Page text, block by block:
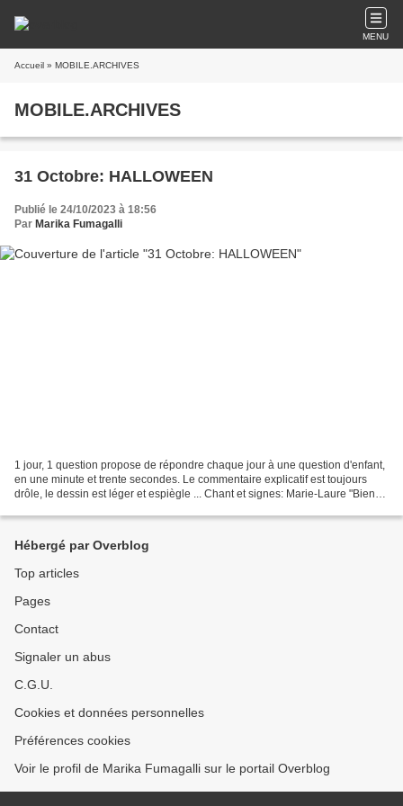
MENU
Accueil » MOBILE.ARCHIVES
MOBILE.ARCHIVES
31 Octobre: HALLOWEEN
Publié le 24/10/2023 à 18:56
Par Marika Fumagalli
1 jour, 1 question propose de répondre chaque jour à une question d'enfant,
en une minute et trente secondes. Le commentaire explicatif est toujours
drôle, le dessin est léger et espiègle ... Chant et signes: Marie-Laure "Bien
Hébergé par Overblog
Top articles
Pages
Contact
Signaler un abus
C.G.U.
Cookies et données personnelles
Préférences cookies
Voir le profil de Marika Fumagalli sur le portail Overblog